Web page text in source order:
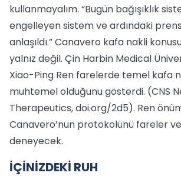
kullanmayalım. “Bugün bağışıklık
engelleyen sistem ve ardındaki
anlaşıldı.” Canavero kafa nakli
yalnız değil. Çin Harbin Medical
Xiao-Ping Ren farelerde temel kafa
muhtemel olduğunu gösterdi. (CNS
Therapeutics, doi.org/2d5). Ren
Canavero’nun protokolünü fareler
deneyecek.
İÇİNİZDEKİ RUH